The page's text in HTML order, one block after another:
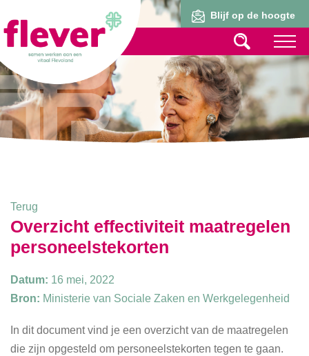
Blijf op de hoogte
Terug
Overzicht effectiviteit maatregelen
personeelstekorten
Datum: 16 mei, 2022
Bron: Ministerie van Sociale Zaken en Werkgelegenheid
In dit document vind je een overzicht van de maatregelen
die zijn opgesteld om personeelstekorten tegen te gaan.